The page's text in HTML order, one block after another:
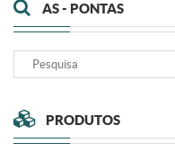
AS - PONTAS
PRODUTOS